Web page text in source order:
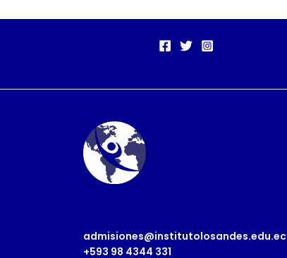
admisiones@institutolosandes.edu.ec
+593 98 4344 331